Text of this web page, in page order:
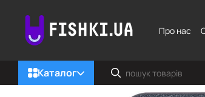
Про нас
Каталог